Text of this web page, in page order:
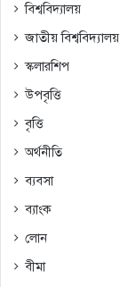
বিশ্ববিদ্যালয়
জাতীয় বিশ্ববিদ্যালয়
স্কলারশিপ
উপবৃত্তি
বৃত্তি
অর্থনীতি
ব্যবসা
ব্যাংক
লোন
বীমা